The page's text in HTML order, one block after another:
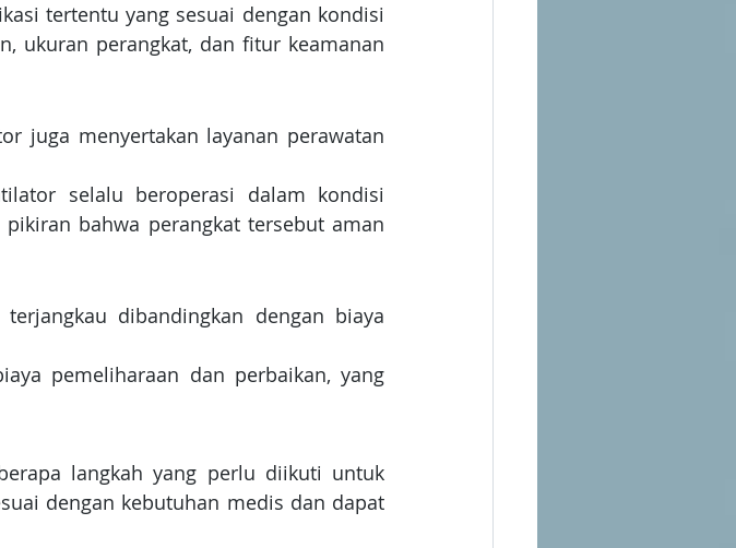
tertentu yang sesuai dengan kondisi
ukuran perangkat, dan fitur keamanan
juga menyertakan layanan perawatan
selalu beroperasi dalam kondisi
bahwa perangkat tersebut aman
dibandingkan dengan biaya
pemeliharaan dan perbaikan, yang
langkah yang perlu diikuti untuk
dengan kebutuhan medis dan dapat